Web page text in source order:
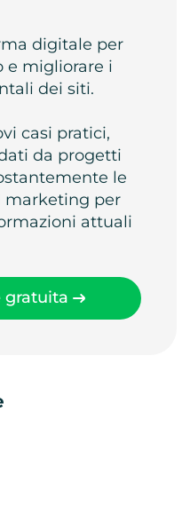
digitale per
e migliorare i
dei siti.
casi pratici,
da progetti
le
marketing per
attuali
gratuita